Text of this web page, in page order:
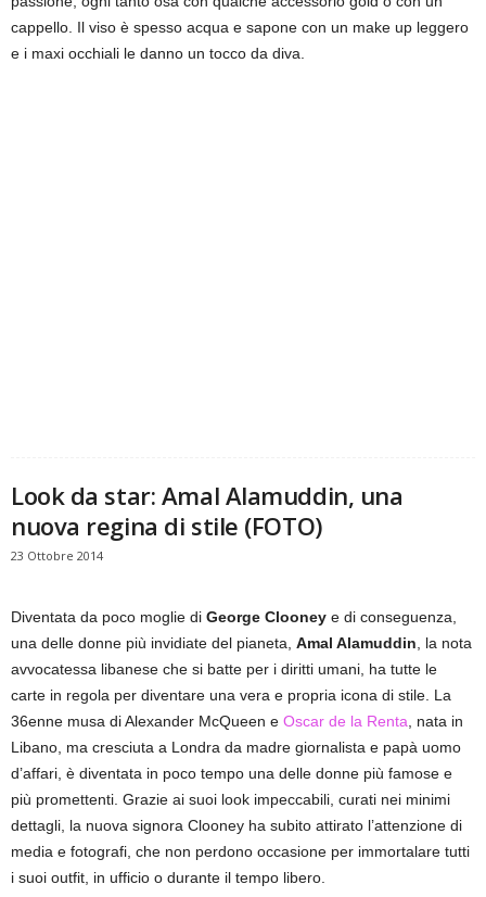
cappello. Il viso è spesso acqua e sapone con un make up leggero
e i maxi occhiali le danno un tocco da diva.
Look da star: Amal Alamuddin, una
nuova regina di stile (FOTO)
23 Ottobre 2014
Diventata da poco moglie di George Clooney e di conseguenza,
una delle donne più invidiate del pianeta, Amal Alamuddin , la nota
avvocatessa libanese che si batte per i diritti umani, ha tutte le
carte in regola per diventare una vera e propria icona di stile. La
36enne musa di Alexander McQueen e Oscar de la Renta , nata in
Libano, ma cresciuta a Londra da madre giornalista e papà uomo
d’affari, è diventata in poco tempo una delle donne più famose e
più promettenti. Grazie ai suoi look impeccabili, curati nei minimi
dettagli, la nuova signora Clooney ha subito attirato l’attenzione di
media e fotografi, che non perdono occasione per immortalare tutti
i suoi outfit, in ufficio o durante il tempo libero.